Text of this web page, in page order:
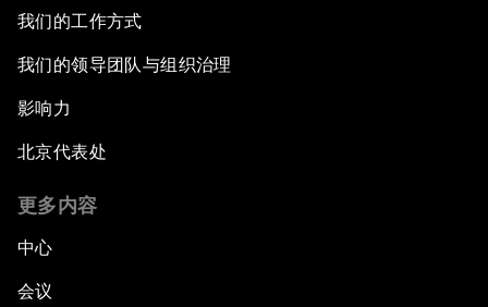
我们的工作方式
我们的领导团队与组织治理
影响力
北京代表处
更多内容
中心
会议